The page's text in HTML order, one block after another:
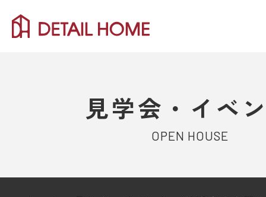
見学会・イベ
OPEN HOUSE